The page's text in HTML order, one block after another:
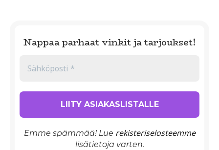
Nappaa parhaat vinkit ja tarjoukset!
Emme spämmää! Lue rekisteriselosteemme
lisätietoja varten.